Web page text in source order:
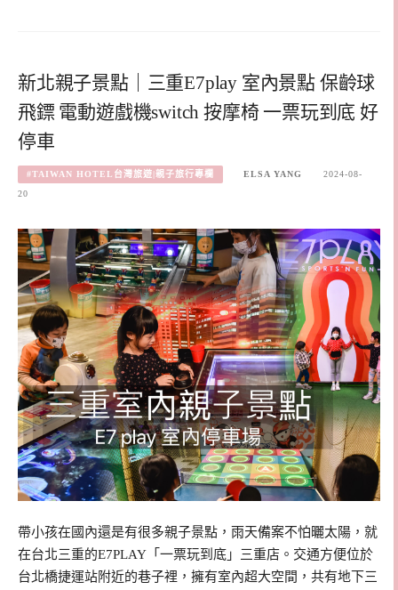
新北親子景點｜三重E7play 室內景點 保齡球
飛鏢 電動遊戲機switch 按摩椅 一票玩到底 好
停車
#TAIWAN HOTEL台灣旅遊|親子旅行專欄 ELSA YANG
2024-08-
20
帶小孩在國內還是有很多親子景點，雨天備案不怕曬太陽，就
在台北三重的E7PLAY「一票玩到底」三重店。交通方便位於
台北橋捷運站附近的巷子裡，擁有室內超大空間，共有地下三